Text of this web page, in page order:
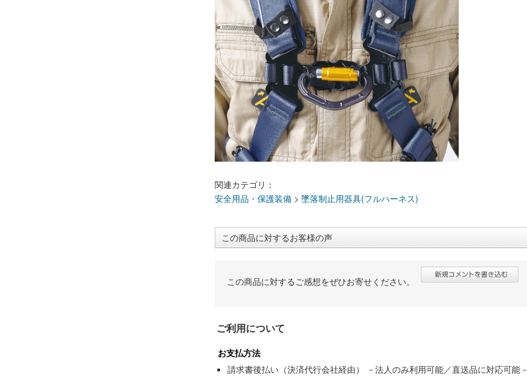
関連カテゴリ：
安全用品・保護装備 > 墜落制止用器具(フルハーネス)
この商品に対するお客様の声
この商品に対するご感想をぜひお寄せください。
ご利用について
お支払方法
請求書後払い（決済代行会社経由） －法人のみ利用可能／直送品に対応可能－